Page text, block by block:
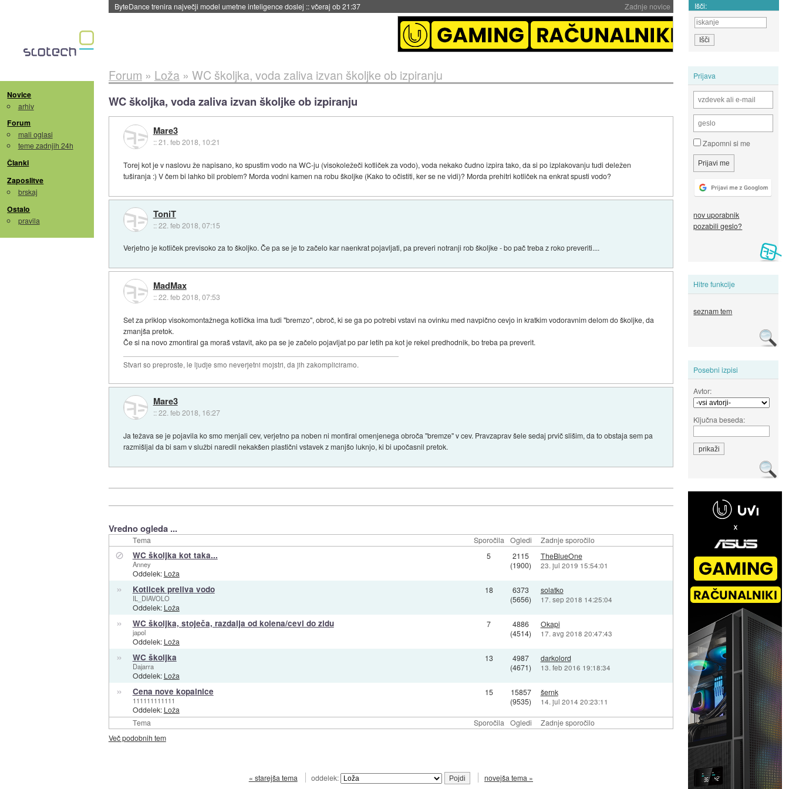
Zadnje novice
ByteDance trenira največji model umetne inteligence doslej ::včeraj ob 21:37 Išči:
Novice
arhiv
Forum
mali oglasi
teme zadnjih 24h
Članki
Zaposlitve
brskaj
Ostalo
pravila
Prijava
Zapomni si me
nov uporabnik
pozabili geslo?
Hitre funkcije
seznam tem
Posebni izpisi
Avtor:
Ključna beseda:
Forum » Loža» WC školjka, voda zaliva izvan školjke ob izpiranju
WC školjka, voda zaliva izvan školjke ob izpiranju
Mare3
::21. feb 2018, 10:21
Torej kot je v naslovu že napisano, ko spustim vodo na WC-ju (visokoležeči kotliček za vodo), voda nekako čudno izpira tako, da si po izplakovanju tudi deležen
tuširanja :) V čem bi lahko bil problem? Morda vodni kamen na robu školjke (Kako to očistiti, ker se ne vidi)? Morda prehitri kotliček na enkrat spusti vodo?
ToniT
::22. feb 2018, 07:15
Verjetno je kotliček previsoko za to školjko. Če pa se je to začelo kar naenkrat pojavljati, pa preveri notranji rob školjke - bo pač treba z roko preveriti....
MadMax
::22. feb 2018, 07:53
Set za priklop visokomontažnega kotlička ima tudi "bremzo", obroč, ki se ga po potrebi vstavi na ovinku med navpično cevjo in kratkim vodoravnim delom do školjke, da
zmanjša pretok.
Če si na novo zmontiral ga moraš vstavit, ako pa se je začelo pojavljat po par letih pa kot je rekel predhodnik, bo treba pa preverit.
Stvari so preproste, le ljudje smo neverjetni mojstri, da jih zakompliciramo.
Mare3
::22. feb 2018, 16:27
Ja težava se je pojavila ko smo menjali cev, verjetno pa noben ni montiral omenjenega obroča ''bremze'' v cev. Pravzaprav šele sedaj prvič slišim, da to obstaja sem pa
razmišljal da bi sam v službi naredil nekakšen plastični vstavek z manjšo luknjo, ki bi upočasnil pretok.
Vredno ogleda ...
Tema Sporočila Ogledi Zadnje sporočilo
Tema Sporočila Ogledi Zadnje sporočilo
⊘ WC školjka kot taka...
Anney
Oddelek: Loža
5
2115
(1900)
TheBlueOne
23. jul 2019 15:54:01
» Kotlicek preliva vodo
IL_DIAVOLO
Oddelek: Loža
18
6373
(5656)
solatko
17. sep 2018 14:25:04
» WC školjka, stoječa, razdalja od kolena/cevi do zidu
japol
Oddelek: Loža
7
4886
(4514)
Okapi
17. avg 2018 20:47:43
» WC školjka
Dajarra
Oddelek: Loža
13
4987
(4671)
darkolord
13. feb 2016 19:18:34
» Cena nove kopalnice
111111111111
Oddelek: Loža
15
15857
(9535)
šernk
14. jul 2014 20:23:11
Več podobnih tem
« starejša tema oddelek: novejša tema »